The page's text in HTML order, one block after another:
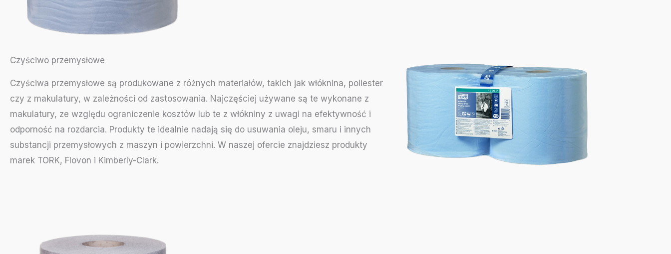
Czyściwo przemysłowe
Czyściwa przemysłowe są produkowane z różnych materiałów, takich jak włóknina, poliester
czy z makulatury, w zależności od zastosowania. Najczęściej używane są te wykonane z
makulatury, ze względu ograniczenie kosztów lub te z włókniny z uwagi na efektywność i
odporność na rozdarcia. Produkty te idealnie nadają się do usuwania oleju, smaru i innych
substancji przemysłowych z maszyn i powierzchni. W naszej ofercie znajdziesz produkty
marek TORK, Flovon i Kimberly-Clark.